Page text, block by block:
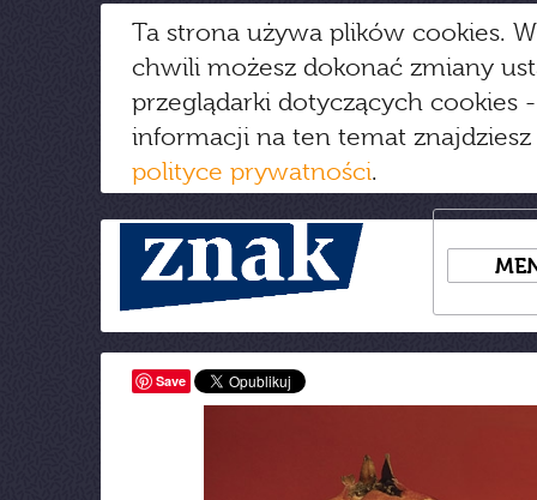
Ta strona używa plików cookies.
chwili możesz dokonać zmiany
przeglądarki dotyczących cookies
informacji na ten temat
polityce prywatności.
Save